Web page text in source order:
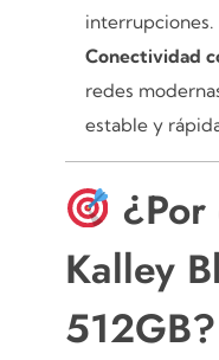
interrupciones.
Conectividad
redes
estable y
Kalley
512GB?